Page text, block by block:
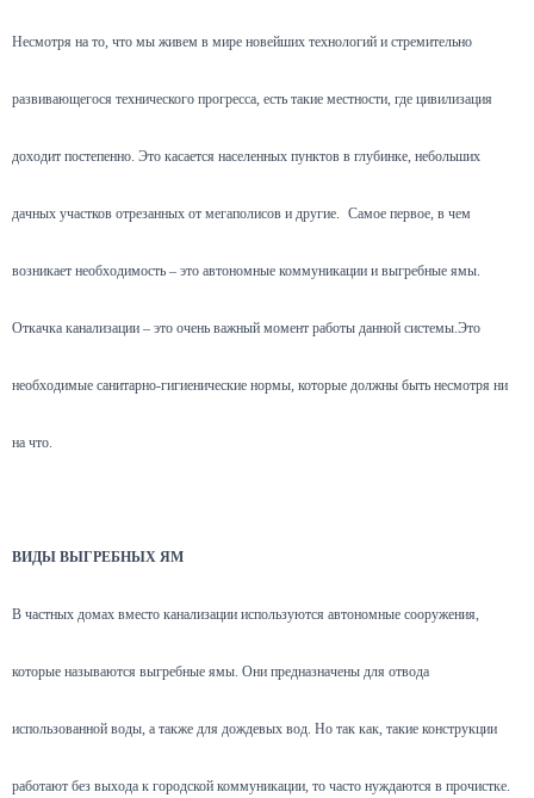
Несмотря на то, что мы живем в мире новейших технологий и стремительно
развивающегося технического прогресса, есть такие местности, где цивилизация
доходит постепенно. Это касается населенных пунктов в глубинке, небольших
дачных участков отрезанных от мегаполисов и другие. Самое первое, в чем
возникает необходимость – это автономные коммуникации и выгребные ямы.
Откачка канализации – это очень важный момент работы данной системы.Это
необходимые санитарно-гигиенические нормы, которые должны быть несмотря ни
на что.
ВИДЫ ВЫГРЕБНЫХ ЯМ
В частных домах вместо канализации используются автономные сооружения,
которые называются выгребные ямы. Они предназначены для отвода
использованной воды, а также для дождевых вод. Но так как, такие конструкции
работают без выхода к городской коммуникации, то часто нуждаются в прочистке.